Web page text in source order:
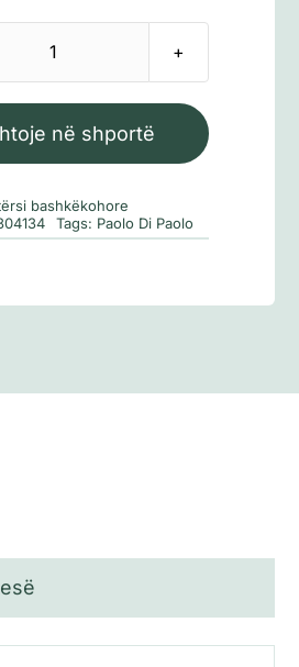
Sasi
shumë
në shportë
bashkëkohore
Tags: Paolo Di Paolo